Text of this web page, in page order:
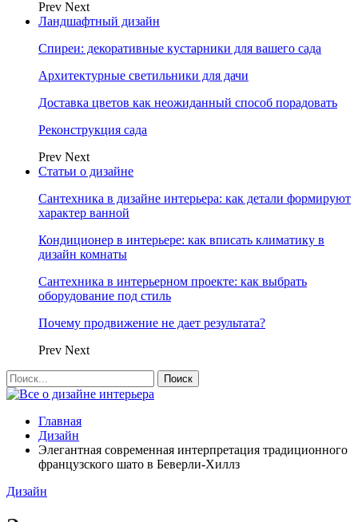
Prev Next
Ландшафтный дизайн
Спиреи: декоративные кустарники для вашего сада
Архитектурные светильники для дачи
Доставка цветов как неожиданный способ порадовать
Реконструкция сада
Prev Next
Статьи о дизайне
Сантехника в дизайне интерьера: как детали формируют
характер ванной
Кондиционер в интерьере: как вписать климатику в
дизайн комнаты
Сантехника в интерьерном проекте: как выбрать
оборудование под стиль
Почему продвижение не дает результата?
Prev Next
Главная
Дизайн
Элегантная современная интерпретация традиционного
французского шато в Беверли-Хиллз
Дизайн